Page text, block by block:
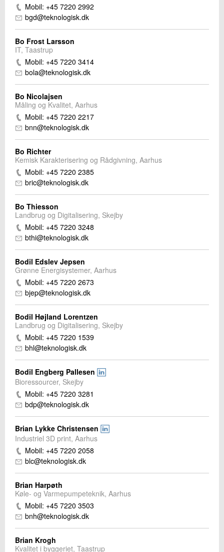
Mobil: +45 7220 2992
bgd@teknologisk.dk
Bo Frost Larsson
IT, Taastrup
Mobil: +45 7220 3414
bola@teknologisk.dk
Bo Nicolajsen
Måling og Kvalitet, Aarhus
Mobil: +45 7220 2217
bnn@teknologisk.dk
Bo Richter
Kemisk Karakterisering og Rådgivning, Aarhus
Mobil: +45 7220 2385
bric@teknologisk.dk
Bo Thiesson
Landbrug og Digitalisering, Skejby
Mobil: +45 7220 3248
bthi@teknologisk.dk
Bodil Edslev Jepsen
Grønne Energisystemer, Aarhus
Mobil: +45 7220 2673
bjep@teknologisk.dk
Bodil Højland Lorentzen
Landbrug og Digitalisering, Skejby
Mobil: +45 7220 1539
bhl@teknologisk.dk
Bodil Engberg Pallesen
Bioressourcer, Skejby
Mobil: +45 7220 3281
bdp@teknologisk.dk
Brian Lykke Christensen
Industriel 3D print, Aarhus
Mobil: +45 7220 2058
blc@teknologisk.dk
Brian Harpøth
Køle- og Varmepumpeteknik, Aarhus
Mobil: +45 7220 3503
bnh@teknologisk.dk
Brian Krogh
Kvalitet i byggeriet, Taastrup